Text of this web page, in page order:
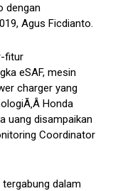
dengan
Agus Ficdianto.
fitur
eSAF, mesin
charger yang
Honda
uang disampaikan
Coordinator
dalam